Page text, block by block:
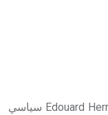
إيريو (إدوار ـ) (1872 ـ 1957) إدوار إيريو Edouard Herriot سياسي